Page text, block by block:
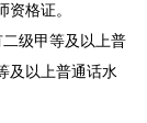
格证。
级甲等及以上普
及以上普通话水